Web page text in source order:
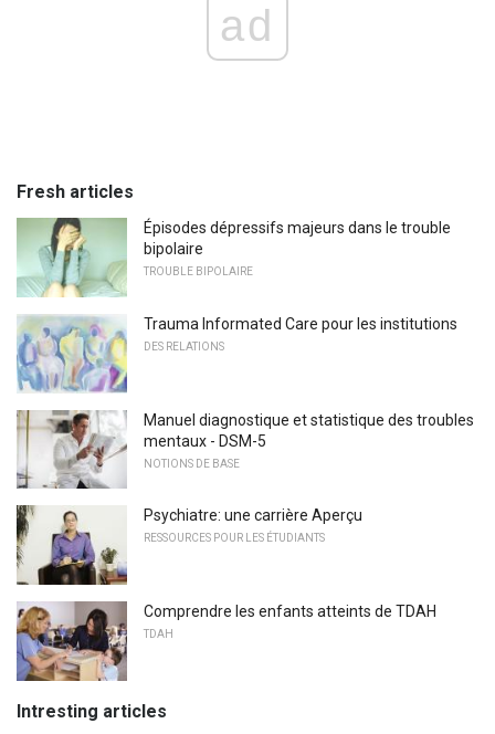
ad
Fresh articles
Épisodes dépressifs majeurs dans le trouble
bipolaire
TROUBLE BIPOLAIRE
Trauma Informated Care pour les institutions
DES RELATIONS
Manuel diagnostique et statistique des troubles
mentaux - DSM-5
NOTIONS DE BASE
Psychiatre: une carrière Aperçu
RESSOURCES POUR LES ÉTUDIANTS
Comprendre les enfants atteints de TDAH
TDAH
Intresting articles